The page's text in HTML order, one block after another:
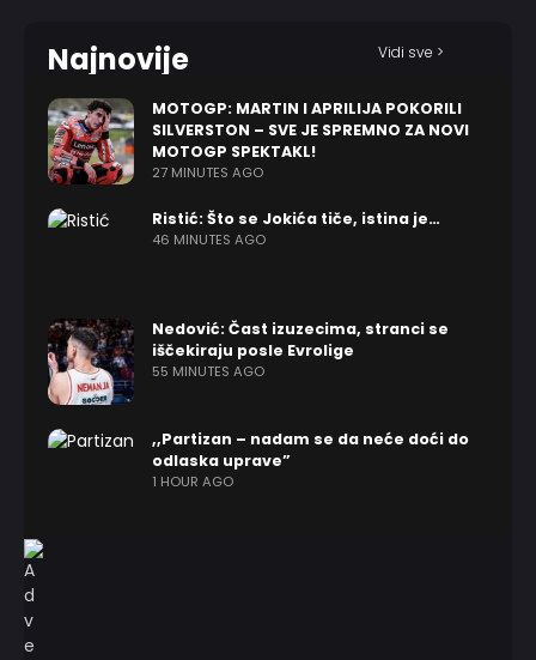
Najnovije Vidi sve >
MOTOGP: MARTIN I APRILIJA POKORILI
SILVERSTON – SVE JE SPREMNO ZA NOVI
MOTOGP SPEKTAKL!
27 MINUTES AGO
Ristić: Što se Jokića tiče, istina je…
46 MINUTES AGO
Nedović: Čast izuzecima, stranci se
iščekiraju posle Evrolige
55 MINUTES AGO
,,Partizan – nadam se da neće doći do
odlaska uprave”
1 HOUR AGO